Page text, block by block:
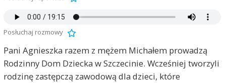
Posłuchaj rozmowy
Pani Agnieszka razem z mężem Michałem prowadzą
Rodzinny Dom Dziecka w Szczecinie. Wcześniej tworzyli
rodzinę zastępczą zawodową dla dzieci, które